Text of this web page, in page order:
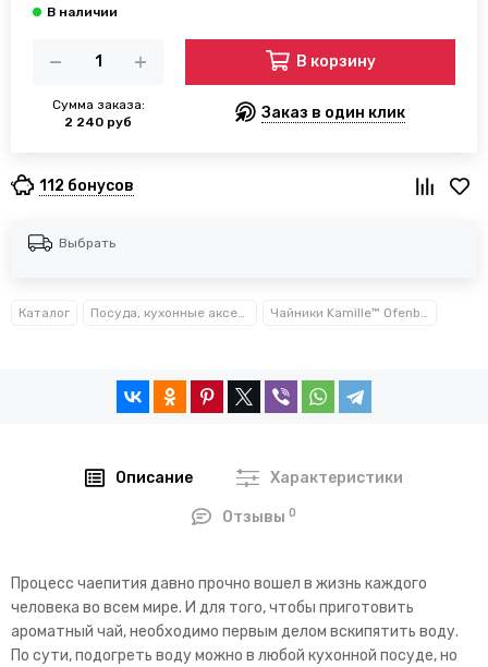
Сумма заказа:
2 240 руб
В корзину
Заказ в один клик
112 бонусов
Выбрать
Каталог Посуда, кухонные аксессуары и принадлежности TM Kamille TM Ofenbach Чайники Kamille™ Ofenbach™
Описание Характеристики
Отзывы0
Процесс чаепития давно прочно вошел в жизнь каждого
человека во всем мире. И для того, чтобы приготовить
ароматный чай, необходимо первым делом вскипятить воду.
По сути, подогреть воду можно в любой кухонной посуде, но